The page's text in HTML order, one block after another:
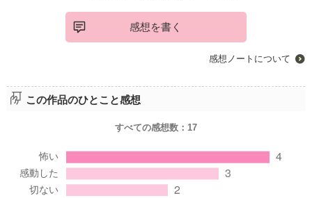
感想を書く
感想ノートについて
この作品のひとこと感想
すべての感想数： 17